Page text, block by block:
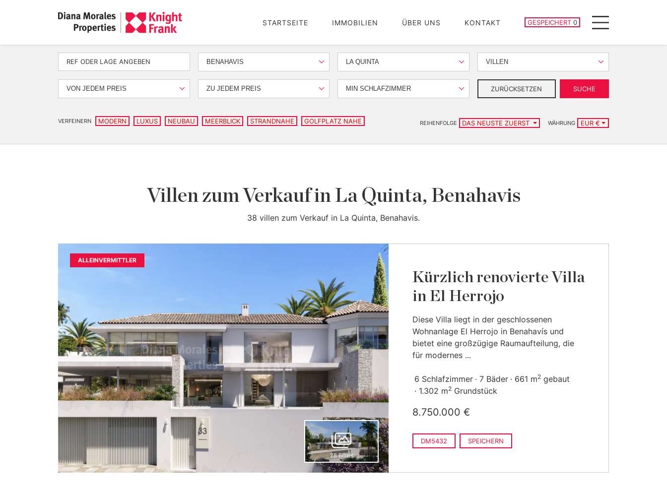
STARTSEITE IMMOBILIEN ÜBER UNS KONTAKT GESPEICHERT 0
GESPEICHERTE IMMOBILIEN
Menu
BENAHAVIS LA QUINTA VILLEN
VON JEDEM PREIS ZU JEDEM PREIS MIN SCHLAFZIMMER ZURÜCKSETZEN SUCHE
VERFEINERN MODERN LUXUS NEUBAU MEERBLICK STRANDNAHE GOLFPLATZ NAHE REIHENFOLGE DAS NEUSTE ZUERST WÄHRUNG EUR €
Villen zum Verkauf in La Quinta, Benahavis
38 villen zum Verkauf in La Quinta, Benahavis.
ALLEINVERMITTLER
28 Bilder
Kürzlich renovierte Villa
in El Herrojo
Diese Villa liegt in der geschlossenen
Wohnanlage El Herrojo in Benahavís und
bietet eine großzügige Raumaufteilung, die
für modernes ...
6 Schlafzimmer 7 Bäder 661 m2 gebaut
1.302 m2 Grundstück
8.750.000 €
DM5432 SPEICHERN